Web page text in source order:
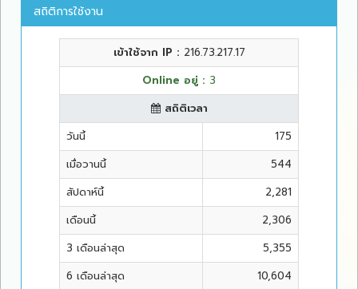
สถิติการใช้งาน
เข้าใช้จาก IP : 216.73.217.17
Online อยู่ : 3
สถิติเวลา
วันนี้
175
เมื่อวานนี้
544
สัปดาห์นี้
2,281
เดือนนี้
2,306
3 เดือนล่าสุด
5,355
6 เดือนล่าสุด
10,604